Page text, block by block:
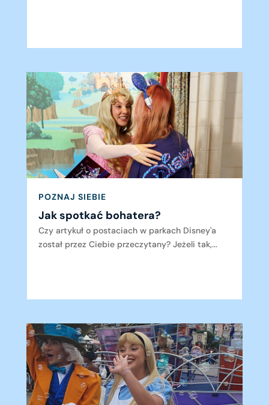
Jak spotkać bohatera?
POZNAJ SIEBIE
Czy artykuł o postaciach w parkach Disney'a
został przez Ciebie przeczytany? Jeżeli tak,...